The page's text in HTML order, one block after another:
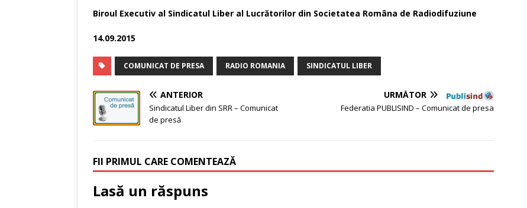
Biroul Executiv al Sindicatul Liber al Lucrătorilor din Societatea Româna de Radiodifuziune
14.09.2015
COMUNICAT DE PRESA RADIO ROMANIA SINDICATUL LIBER
ANTERIOR
Sindicatul Liber din SRR – Comunicat
de presă
URMĂTOR
Federatia PUBLISIND – Comunicat de presa
FII PRIMUL CARE COMENTEAZĂ
Lasă un răspuns